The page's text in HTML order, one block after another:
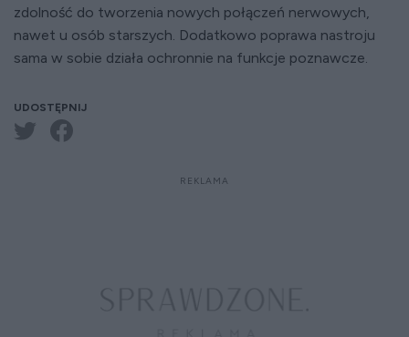
zdolność do tworzenia nowych połączeń nerwowych,
nawet u osób starszych. Dodatkowo poprawa nastroju
sama w sobie działa ochronnie na funkcje poznawcze.
UDOSTĘPNIJ